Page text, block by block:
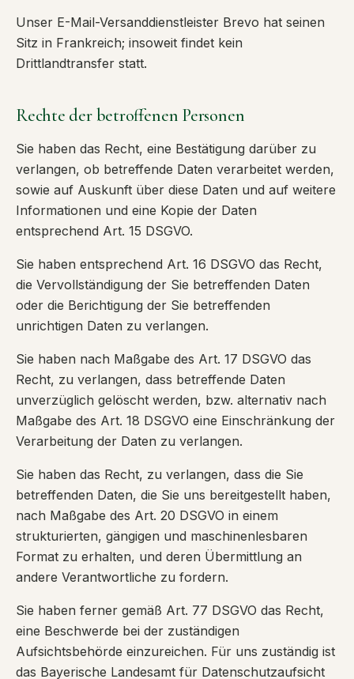
Unser E-Mail-Versanddienstleister Brevo hat seinen
Sitz in Frankreich; insoweit findet kein
Drittlandtransfer statt.
Rechte der betroffenen Personen
Sie haben das Recht, eine Bestätigung darüber zu
verlangen, ob betreffende Daten verarbeitet werden,
sowie auf Auskunft über diese Daten und auf weitere
Informationen und eine Kopie der Daten
entsprechend Art. 15 DSGVO.
Sie haben entsprechend Art. 16 DSGVO das Recht,
die Vervollständigung der Sie betreffenden Daten
oder die Berichtigung der Sie betreffenden
unrichtigen Daten zu verlangen.
Sie haben nach Maßgabe des Art. 17 DSGVO das
Recht, zu verlangen, dass betreffende Daten
unverzüglich gelöscht werden, bzw. alternativ nach
Maßgabe des Art. 18 DSGVO eine Einschränkung der
Verarbeitung der Daten zu verlangen.
Sie haben das Recht, zu verlangen, dass die Sie
betreffenden Daten, die Sie uns bereitgestellt haben,
nach Maßgabe des Art. 20 DSGVO in einem
strukturierten, gängigen und maschinenlesbaren
Format zu erhalten, und deren Übermittlung an
andere Verantwortliche zu fordern.
Sie haben ferner gemäß Art. 77 DSGVO das Recht,
eine Beschwerde bei der zuständigen
Aufsichtsbehörde einzureichen. Für uns zuständig ist
das Bayerische Landesamt für Datenschutzaufsicht